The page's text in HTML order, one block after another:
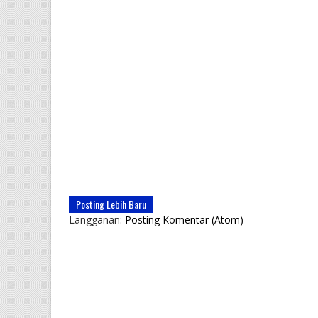
Posting Lebih Baru
Langganan: Posting Komentar (Atom)